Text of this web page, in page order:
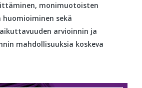
monimuotoisten
sekä
arvioinnin ja
mahdollisuuksia koskeva